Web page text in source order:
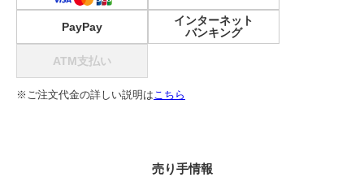
PayPay
インターネット
バンキング
ATM支払い
※ご注文代金の詳しい説明はこちら
売り手情報